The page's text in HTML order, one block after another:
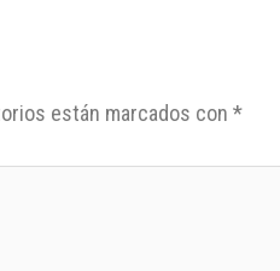
están marcados con*